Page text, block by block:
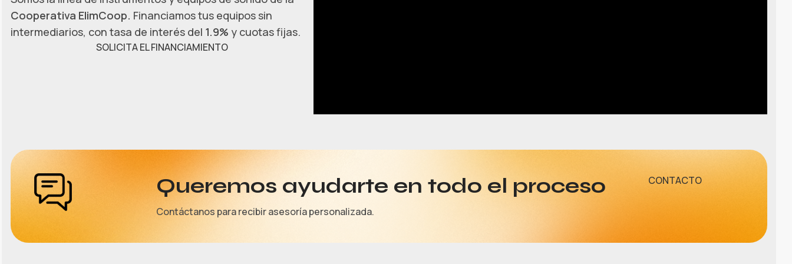
Cooperativa ElimCoop. Financiamos tus equipos sin
intermediarios, con tasa de interés del 1.9% y cuotas fijas.
SOLICITA EL FINANCIAMIENTO
Queremos ayudarte en todo el proceso
Contáctanos para recibir asesoría personalizada.
CONTACTO